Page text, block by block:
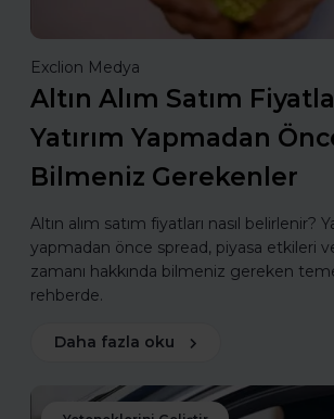
Exclion Medya
Altın Alım Satım
Yatırım Yapmadan
Bilmeniz Gerekenler
Altın alım satım fiyatları nasıl belirlenir?
yapmadan önce spread, piyasa etkileri
zamanı hakkında bilmeniz gereken
rehberde.
Daha fazla oku